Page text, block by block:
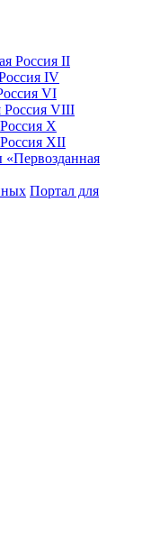
Россия II
IV
VI
Россия VIII
X
XII
Портал для